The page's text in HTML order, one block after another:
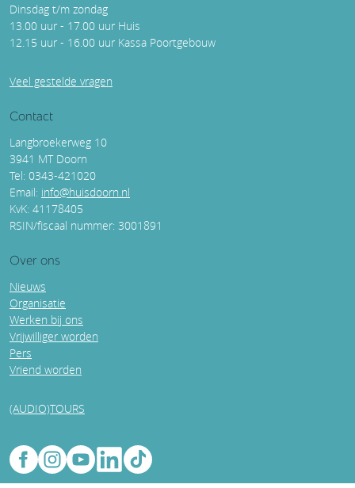
Dinsdag t/m zondag
13.00 uur - 17.00 uur Huis
12.15 uur - 16.00 uur Kassa Poortgebouw
Veel gestelde vragen
Contact
Langbroekerweg 10
3941 MT Doorn
Tel: 0343-421020
Email: info@huisdoorn.nl
KvK: 41178405
RSIN/fiscaal nummer: 3001891
Over ons
Nieuws
Organisatie
Werken bij ons
Vrijwilliger worden
Pers
Vriend worden
(AUDIO)TOURS